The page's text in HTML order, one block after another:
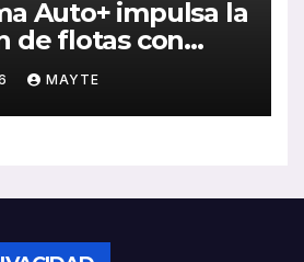
Auto+ impulsa la
de flotas con
eléctricos
MAYTE